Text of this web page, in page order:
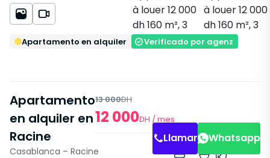
Apartamento en alquiler Verificado por agenz
Apartamento
en alquiler en
Racine
13 000DH
12 000DH / mes
Casablanca – Racine
Llamar Whatsapp